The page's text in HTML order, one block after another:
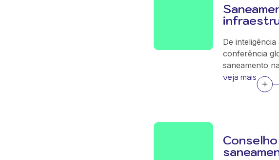
De
conferência
saneamento
veja mais